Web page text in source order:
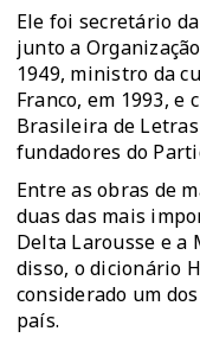
Ele foi secretário
junto a
1949, ministro da
Franco, em 1993, e
Brasileira de
fundadores do
Entre as obras de
duas das mais
Delta Larousse e a
disso, o dicionário
considerado um
país.